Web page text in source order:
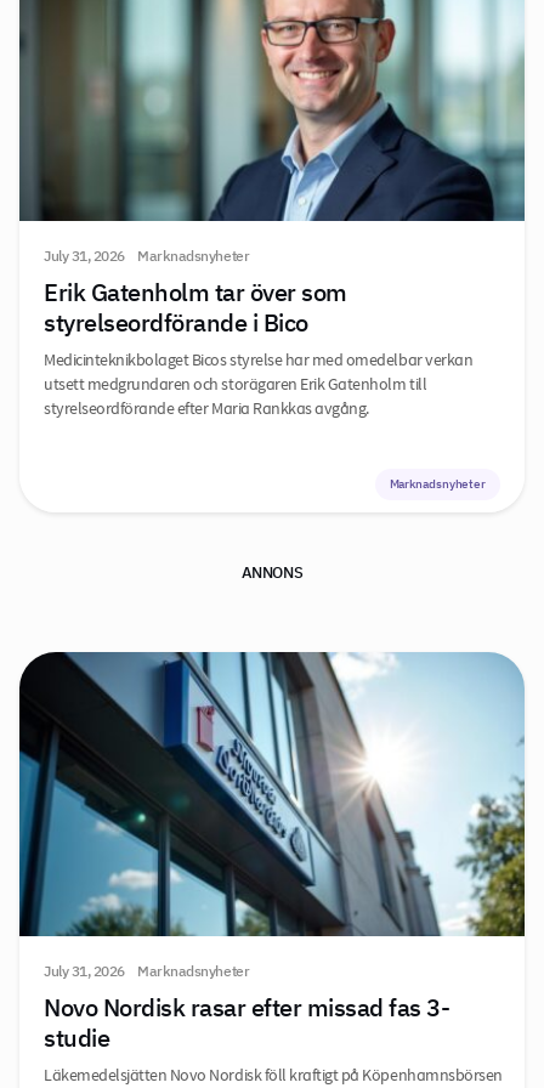
July 31, 2026 Marknadsnyheter
Erik Gatenholm tar över som
styrelseordförande i Bico
Medicinteknikbolaget Bicos styrelse har med omedelbar verkan
utsett medgrundaren och storägaren Erik Gatenholm till
styrelseordförande efter Maria Rankkas avgång.
Marknadsnyheter
ANNONS
July 31, 2026 Marknadsnyheter
Novo Nordisk rasar efter missad fas 3-
studie
Läkemedelsjätten Novo Nordisk föll kraftigt på Köpenhamnsbörsen